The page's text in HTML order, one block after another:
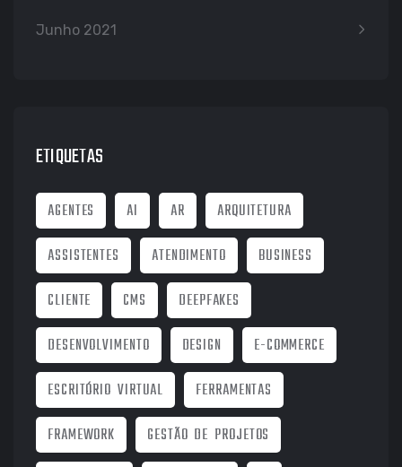
Junho 2021
ETIQUETAS
AGENTES AI AR
ARQUITETURA
ASSISTENTES
ATENDIMENTO
BUSINESS
CLIENTE
CMS
DEEPFAKES
DESENVOLVIMENTO
DESIGN
E-COMMERCE
ESCRITÓRIO VIRTUAL
FERRAMENTAS
FRAMEWORK
GESTÃO DE PROJETOS